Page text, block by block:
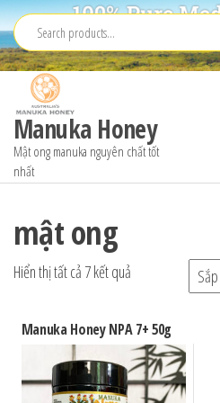
Skip
to
the
content
Manuka Honey
Mật ong manuka nguyên chất tốt
nhất
mật ong
Hiển thị tất cả 7 kết quả
xếp
theo
giá:
thấp
Manuka Honey NPA 7+ 50g